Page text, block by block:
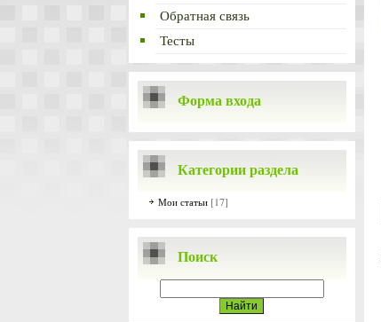
Обратная связь
Тесты
Форма входа
Категории раздела
Мои статьи [17]
Поиск